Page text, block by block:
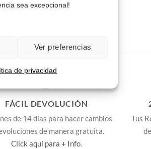
sea excepcional!
Ver preferencias
de privacidad
FÁCIL DEVOLUCIÓN
de 14 días para hacer cambios
de manera gratuita.
Click aquí para + Info.
Tus